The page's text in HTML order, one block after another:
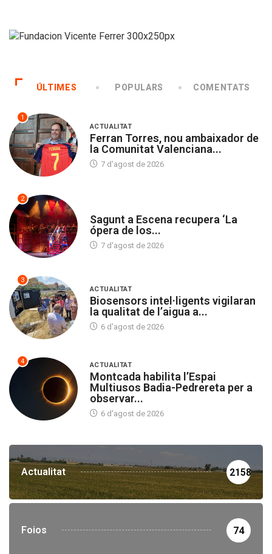
ÚLTIMES POPULARS COMENTATS
1
ACTUALITAT
Ferran Torres, nou ambaixador de
la Comunitat Valenciana...
7 d'agost de 2026
2
Sagunt a Escena recupera ‘La
ópera de los...
7 d'agost de 2026
3
ACTUALITAT
Biosensors intel·ligents vigilaran
la qualitat de l’aigua a...
6 d'agost de 2026
4 ACTUALITAT
Montcada habilita l’Espai
Multiusos Badia-Pedrereta per a
observar...
6 d'agost de 2026
Actualitat 2158
Foios 74